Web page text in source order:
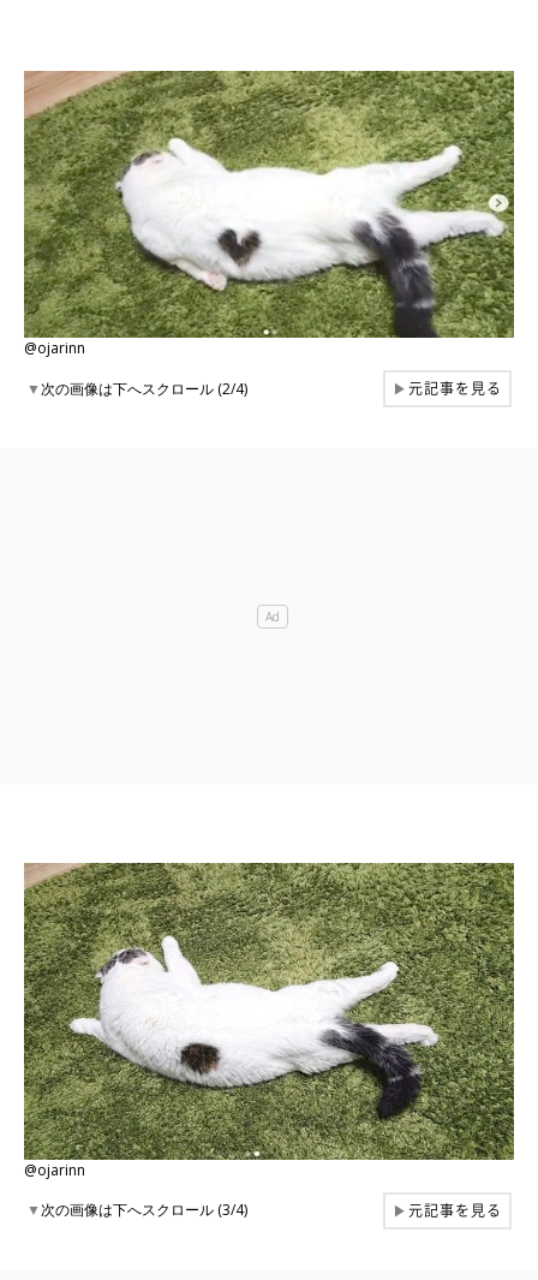
@ojarinn
▼次の画像は下へスクロール (2/4) ▶元記事を見る
@ojarinn
▼次の画像は下へスクロール (3/4) ▶元記事を見る